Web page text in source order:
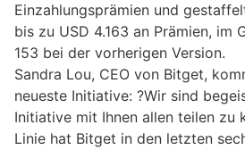
Einzahlungsprämien und
bis zu USD 4.163 an Prämien, im
153 bei der vorherigen Version.
Sandra Lou, CEO von Bitget,
neueste Initiative: ?Wir sind
Initiative mit Ihnen allen teilen zu
Linie hat Bitget in den letzten